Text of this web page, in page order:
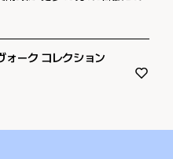
ォーク コレクション